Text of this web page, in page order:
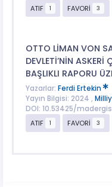
ATIF
1 FAVORİ 3
OTTO LİMAN VON
DEVLETİ’NİN ASKERİ
BAŞLIKLI RAPORU
Yazarlar: Ferdi Ertekin
Yayın Bilgisi: 2024 ,
DOI: 10.53425/
ATIF
1 FAVORİ 3